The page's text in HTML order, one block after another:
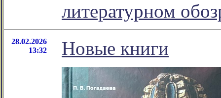
литературном
28.02.2026
13:32
Новые книги